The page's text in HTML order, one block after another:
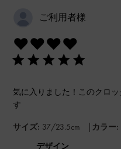
ご利用者様
❤️❤️❤️❤️
気に入りました！このクロ
す
サイズ: 37/23.5cm | カラー:
デザイン